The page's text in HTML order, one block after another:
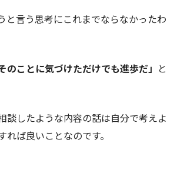
と言う思考にこれまでならなかったわ
そのことに気づけただけでも進歩だ」 と
談したような内容の話は自分で考えよ
れば良いことなのです。